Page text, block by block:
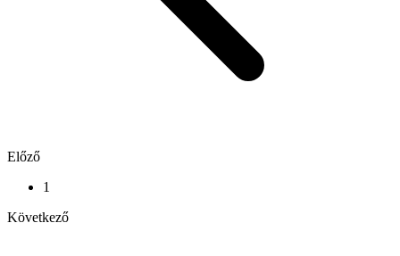
Előző
1
Következő